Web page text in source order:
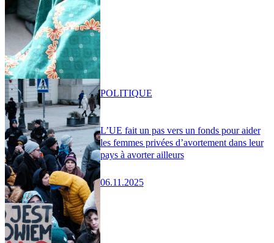
L’UE fait un pas vers un fonds pour aider
les femmes privées d’avortement dans leur
pays à avorter ailleurs
06.11.2025
POLITIQUE